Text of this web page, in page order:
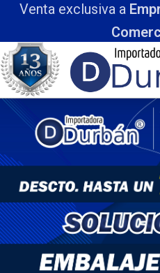
Venta exclusiva a